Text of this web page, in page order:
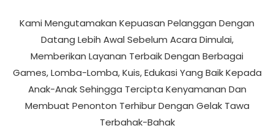
Kami Mengutamakan Kepuasan Pelanggan Dengan
Datang Lebih Awal Sebelum Acara Dimulai,
Memberikan Layanan Terbaik Dengan Berbagai
Games, Lomba-Lomba, Kuis, Edukasi Yang Baik Kepada
Anak-Anak Sehingga Tercipta Kenyamanan Dan
Membuat Penonton Terhibur Dengan Gelak Tawa
Terbahak-Bahak